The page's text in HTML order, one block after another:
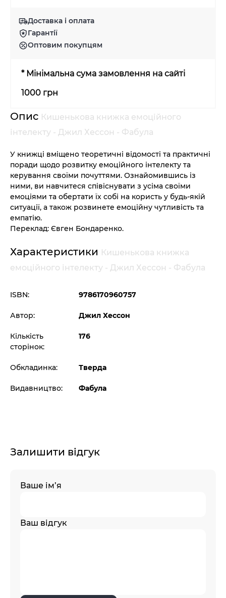
Доставка і оплата
Гарантії
Оптовим покупцям
* Мінімальна сума замовлення на сайті
1000 грн
Опис Кишенькова книжка емоційного
інтелекту - Джил Хессон - Фабула
У книжці вміщено теоретичні відомості та практичні
поради щодо розвитку емоційного інтелекту та
керування своїми почуттями. Ознайомившись із
ними, ви навчитеся співіснувати з усіма своїми
емоціями та обертати їх собі на користь у будь-якій
ситуації, а також розвинете емоційну чутливість та
емпатію.
Переклад: Євген Бондаренко.
Характеристики Кишенькова книжка
емоційного інтелекту - Джил Хессон - Фабула
ISBN: 9786170960757
Автор: Джил Хессон
Кількість
сторінок:
176
Обкладинка: Тверда
Видавництво: Фабула
Залишити відгук
Ваше ім’я
Ваш відгук